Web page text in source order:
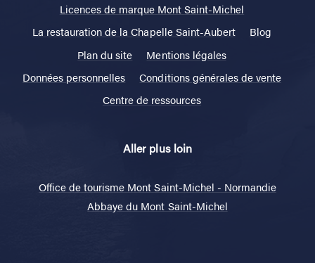
Licences de marque Mont Saint-Michel
La restauration de la Chapelle Saint-Aubert
Blog
Plan du site
Mentions légales
Données personnelles
Conditions générales de vente
Centre de ressources
Aller plus loin
Office de tourisme Mont Saint-Michel - Normandie
Abbaye du Mont Saint-Michel